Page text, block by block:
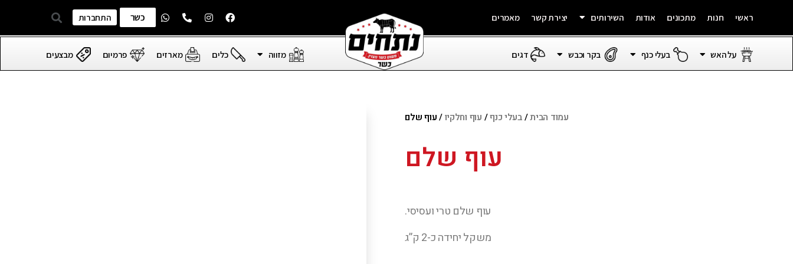
ראשי חנות מתכונים אודות השירותים יצירת קשר מאמרים כשר התחברות
על האש בעלי כנף בקר וכבש דגים מזווה כלים מארזים פרמיום מבצעים
עמוד הבית/בעלי כנף/ עוף וחלקיו/ עוף שלם
עוף שלם
עוף שלם טרי ועסיסי.
משקל יחידה כ-2 ק”ג